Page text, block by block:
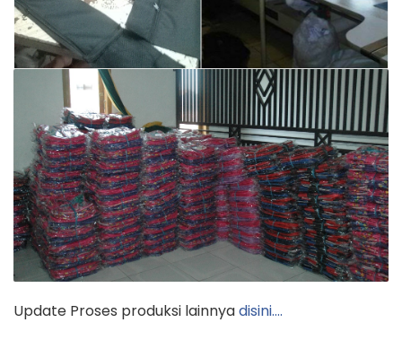
Update Proses produksi lainnyadisini….